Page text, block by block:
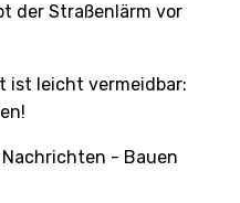
der Straßenlärm vor
ist leicht vermeidbar:
Nachrichten - Bauen